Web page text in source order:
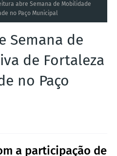
abre Semana de Mobilidade
no Paço Municipal
Semana de
de Fortaleza
no Paço
a participação de